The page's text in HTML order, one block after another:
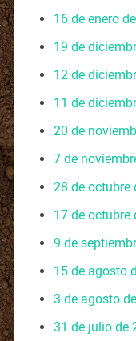
16 de enero
19 de
12 de
11 de
20 de
7 de
28 de octubre
17 de octubre
9 de
15 de agosto
3 de agosto
31 de julio de